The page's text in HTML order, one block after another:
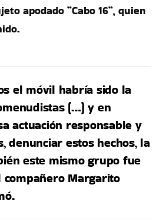
apodado “Cabo 16“, quien
el móvil habría sido la
(…) y en
actuación responsable y
denunciar estos hechos, la
este mismo grupo fue
compañero Margarito